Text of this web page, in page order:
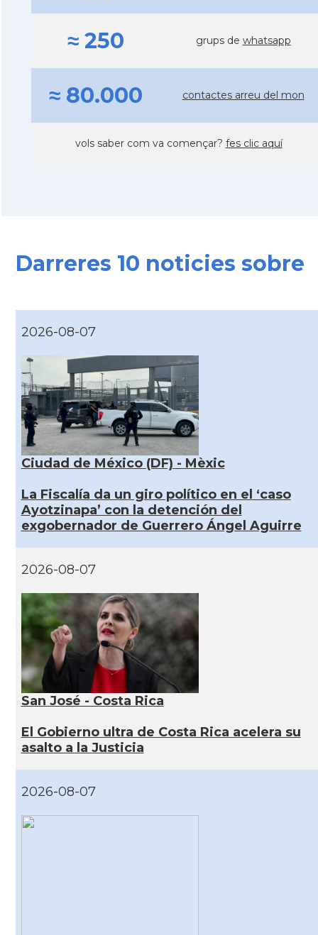
≈ 250 grups de whatsapp
≈ 80.000 contactes arreu del mon
vols saber com va començar? fes clic aquí
Darreres 10 noticies sobre
2026-08-07
Ciudad de México (DF) - Mèxic
La Fiscalía da un giro político en el ‘caso
Ayotzinapa’ con la detención del
exgobernador de Guerrero Ángel Aguirre
2026-08-07
San José - Costa Rica
El Gobierno ultra de Costa Rica acelera su
asalto a la Justicia
2026-08-07